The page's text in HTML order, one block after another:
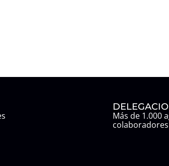
Más de 1.000